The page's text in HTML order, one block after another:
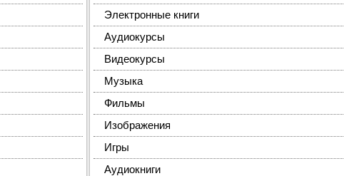
Электронные книги
Аудиокурсы
Видеокурсы
Музыка
Фильмы
Изображения
Игры
Аудиокниги